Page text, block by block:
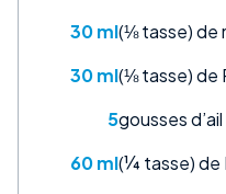
30 ml(⅛ tasse) de
30 ml(⅛ tasse) de
5gousses
60 ml(¼ tasse) de